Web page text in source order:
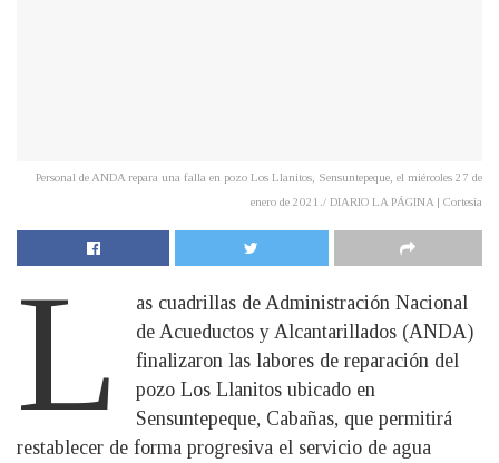
Personal de ANDA repara una falla en pozo Los Llanitos, Sensuntepeque, el miércoles 27 de
enero de 2021./ DIARIO LA PÁGINA | Cortesía
L
as cuadrillas de Administración Nacional
de Acueductos y Alcantarillados (ANDA)
finalizaron las labores de reparación del
pozo Los Llanitos ubicado en
Sensuntepeque, Cabañas, que permitirá
restablecer de forma progresiva el servicio de agua